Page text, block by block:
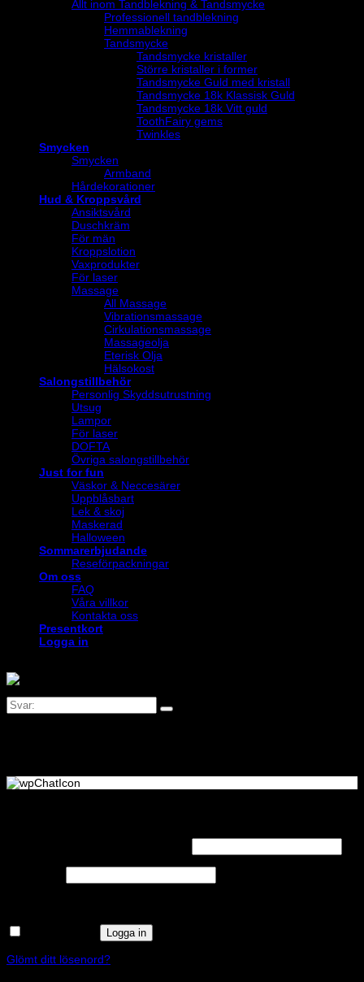
Allt inom Tandblekning & Tandsmycke
Professionell tandblekning
Hemmablekning
Tandsmycke
Tandsmycke kristaller
Större kristaller i former
Tandsmycke Guld med kristall
Tandsmycke 18k Klassisk Guld
Tandsmycke 18k Vitt guld
ToothFairy gems
Twinkles
Smycken
Smycken
Armband
Hårdekorationer
Hud & Kroppsvård
Ansiktsvård
Duschkräm
För män
Kroppslotion
Vaxprodukter
För laser
Massage
All Massage
Vibrationsmassage
Cirkulationsmassage
Massageolja
Eterisk Olja
Hälsokost
Salongstillbehör
Personlig Skyddsutrustning
Utsug
Lampor
För laser
DOFTA
Övriga salongstillbehör
Just for fun
Väskor & Neccesärer
Uppblåsbart
Lek & skoj
Maskerad
Halloween
Sommarerbjudande
Reseförpackningar
Om oss
FAQ
Våra villkor
Kontakta oss
Presentkort
Logga in
Logga in
Glömt ditt lösenord?